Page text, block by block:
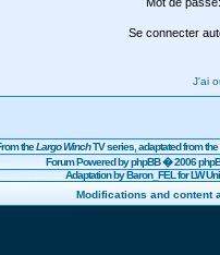
Se connecter
J'ai
theLargo WinchTV series, adaptated from
Forum Powered byphpBB� 2006
Adaptation by Baron_FEL for LW
Modifications and content